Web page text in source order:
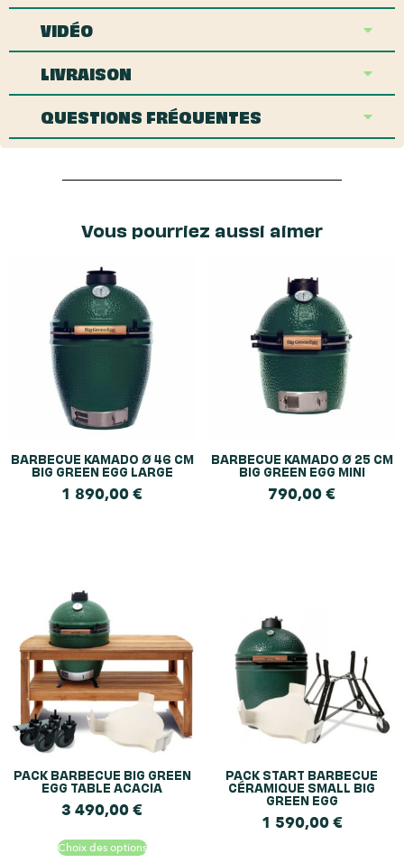
VIDÉO
LIVRAISON
QUESTIONS FRÉQUENTES
Vous pourriez aussi aimer
BARBECUE KAMADO Ø 46 CM
BIG GREEN EGG LARGE
1 890,00€
BARBECUE KAMADO Ø 25 CM
BIG GREEN EGG MINI
790,00€
PACK BARBECUE BIG GREEN
EGG TABLE ACACIA
3 490,00€
Choix des options
PACK START BARBECUE
CÉRAMIQUE SMALL BIG
GREEN EGG
1 590,00€